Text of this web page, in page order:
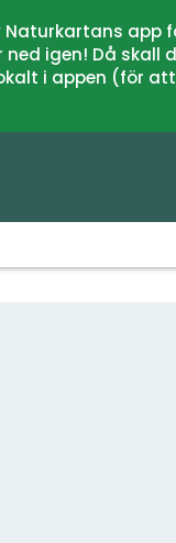
Naturkartans app
igen! Då
i appen (för